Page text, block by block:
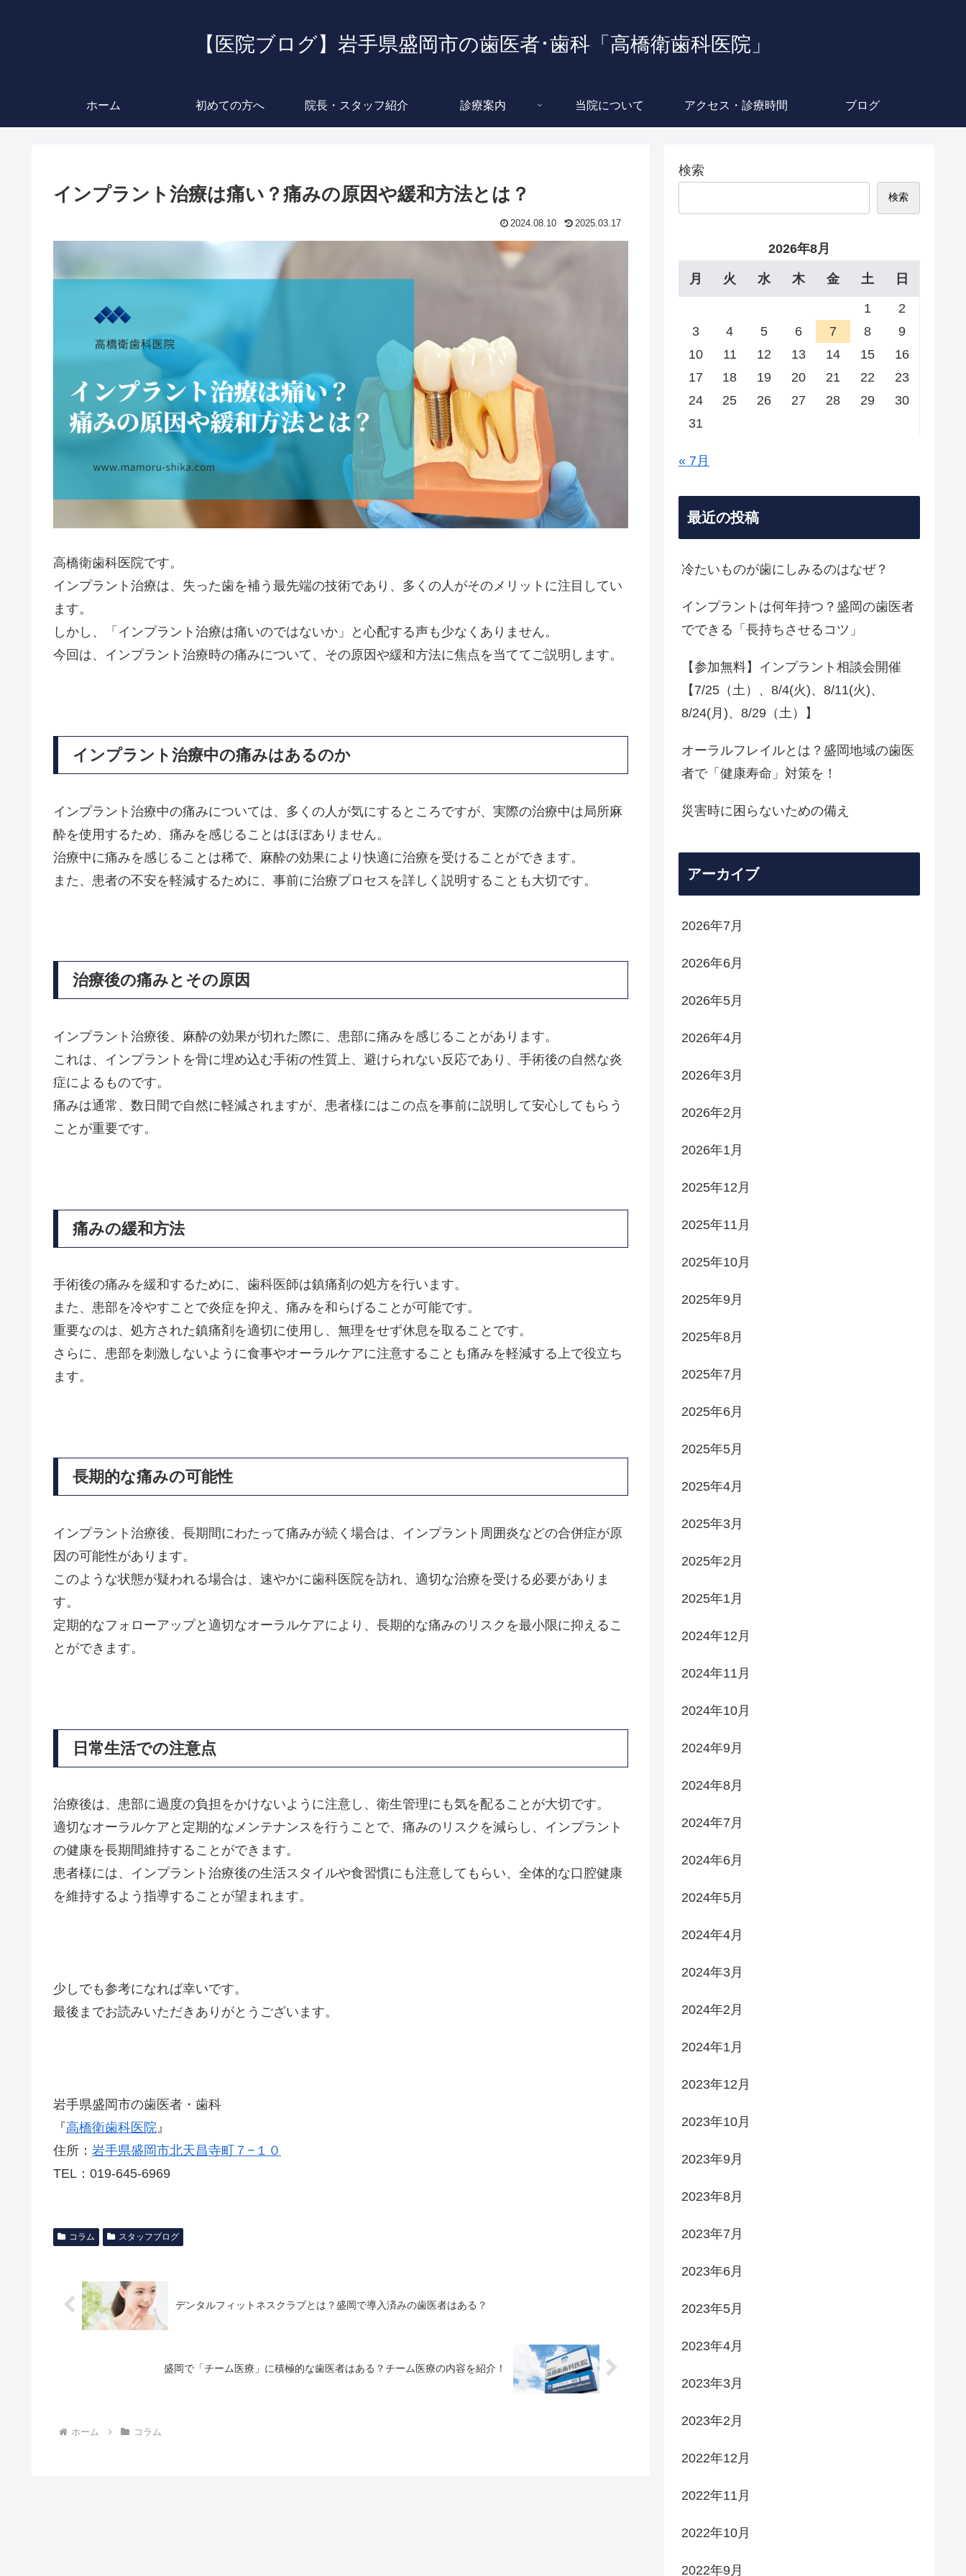
【医院ブログ】岩手県盛岡市の歯医者･歯科「高橋衛歯科医院」
ホーム 初めての方へ 院長・スタッフ紹介 診療案内 当院について アクセス・診療時間 ブログ
インプラント治療は痛い？痛みの原因や緩和方法とは？
2024.08.10 2025.03.17
高橋衛歯科医院です。
インプラント治療は、失った歯を補う最先端の技術であり、多くの人がそのメリットに注目してい
ます。
しかし、「インプラント治療は痛いのではないか」と心配する声も少なくありません。
今回は、インプラント治療時の痛みについて、その原因や緩和方法に焦点を当ててご説明します。
インプラント治療中の痛みはあるのか
インプラント治療中の痛みについては、多くの人が気にするところですが、実際の治療中は局所麻
酔を使用するため、痛みを感じることはほぼありません。
治療中に痛みを感じることは稀で、麻酔の効果により快適に治療を受けることができます。
また、患者の不安を軽減するために、事前に治療プロセスを詳しく説明することも大切です。
治療後の痛みとその原因
インプラント治療後、麻酔の効果が切れた際に、患部に痛みを感じることがあります。
これは、インプラントを骨に埋め込む手術の性質上、避けられない反応であり、手術後の自然な炎
症によるものです。
痛みは通常、数日間で自然に軽減されますが、患者様にはこの点を事前に説明して安心してもらう
ことが重要です。
痛みの緩和方法
手術後の痛みを緩和するために、歯科医師は鎮痛剤の処方を行います。
また、患部を冷やすことで炎症を抑え、痛みを和らげることが可能です。
重要なのは、処方された鎮痛剤を適切に使用し、無理をせず休息を取ることです。
さらに、患部を刺激しないように食事やオーラルケアに注意することも痛みを軽減する上で役立ち
ます。
長期的な痛みの可能性
インプラント治療後、長期間にわたって痛みが続く場合は、インプラント周囲炎などの合併症が原
因の可能性があります。
このような状態が疑われる場合は、速やかに歯科医院を訪れ、適切な治療を受ける必要がありま
す。
定期的なフォローアップと適切なオーラルケアにより、長期的な痛みのリスクを最小限に抑えるこ
とができます。
日常生活での注意点
治療後は、患部に過度の負担をかけないように注意し、衛生管理にも気を配ることが大切です。
適切なオーラルケアと定期的なメンテナンスを行うことで、痛みのリスクを減らし、インプラント
の健康を長期間維持することができます。
患者様には、インプラント治療後の生活スタイルや食習慣にも注意してもらい、全体的な口腔健康
を維持するよう指導することが望まれます。
少しでも参考になれば幸いです。
最後までお読みいただきありがとうございます。
岩手県盛岡市の歯医者・歯科
『高橋衛歯科医院 』
住所： 岩手県盛岡市北天昌寺町７−１０
TEL：019-645-6969
コラム スタッフブログ
デンタルフィットネスクラブとは？盛岡で導入済みの歯医者はある？
盛岡で「チーム医療」に積極的な歯医者はある？チーム医療の内容を紹介！
ホーム コラム
検索
検索
2026年8月
月 火 水 木 金 土 日
1
2
3
4 5 6 7 8
9
10
11 12 13 14 15
16
17
18 19 20 21 22
23
24
25 26 27 28 29
30
31
« 7月
最近の投稿
冷たいものが歯にしみるのはなぜ？
インプラントは何年持つ？盛岡の歯医者
でできる「長持ちさせるコツ」
【参加無料】インプラント相談会開催
【7/25（土）、8/4(火)、8/11(火)、
8/24(月)、8/29（土）】
オーラルフレイルとは？盛岡地域の歯医
者で「健康寿命」対策を！
災害時に困らないための備え
アーカイブ
2026年7月
2026年6月
2026年5月
2026年4月
2026年3月
2026年2月
2026年1月
2025年12月
2025年11月
2025年10月
2025年9月
2025年8月
2025年7月
2025年6月
2025年5月
2025年4月
2025年3月
2025年2月
2025年1月
2024年12月
2024年11月
2024年10月
2024年9月
2024年8月
2024年7月
2024年6月
2024年5月
2024年4月
2024年3月
2024年2月
2024年1月
2023年12月
2023年10月
2023年9月
2023年8月
2023年7月
2023年6月
2023年5月
2023年4月
2023年3月
2023年2月
2022年12月
2022年11月
2022年10月
2022年9月